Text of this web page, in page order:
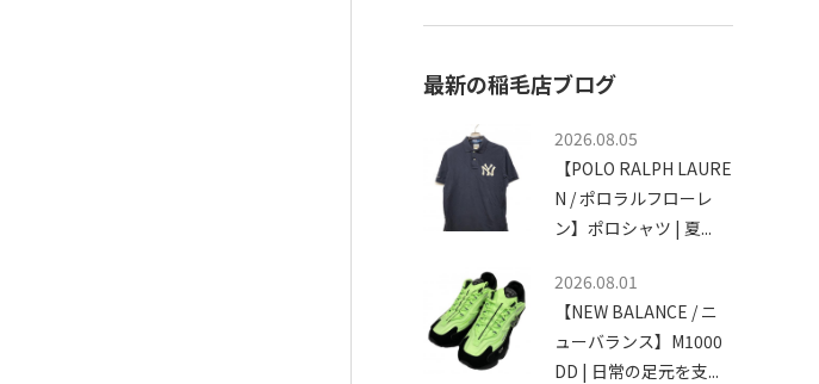
最新の稲毛店ブログ
2026.08.05
【POLO RALPH LAURE
N / ポロラルフローレ
ン】ポロシャツ | 夏...
2026.08.01
【NEW BALANCE / ニ
ューバランス】M1000
DD | 日常の足元を支...